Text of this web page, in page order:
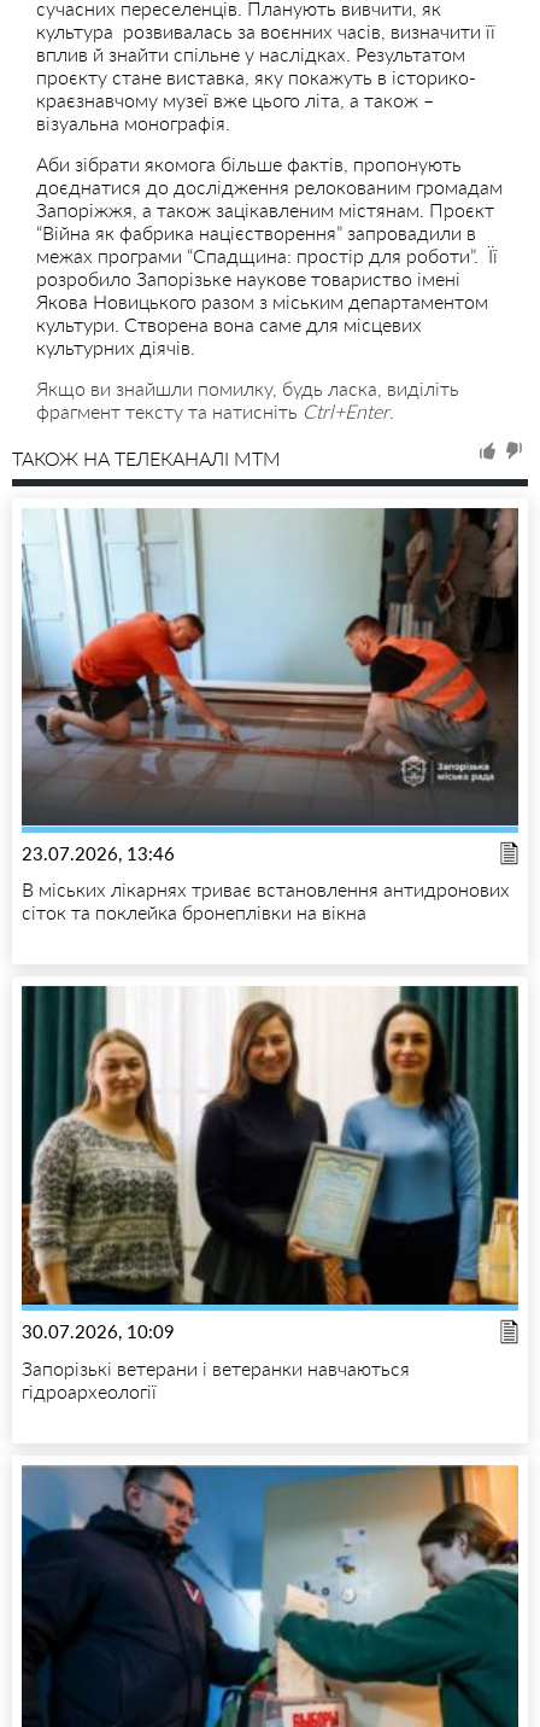
сучасних переселенців. Планують вивчити, як
культура розвивалась за воєнних часів, визначити її
вплив й знайти спільне у наслідках. Результатом
проєкту стане виставка, яку покажуть в історико-
краєзнавчому музеї вже цього літа, а також –
візуальна монографія.
Аби зібрати якомога більше фактів, пропонують
доєднатися до дослідження релокованим громадам
Запоріжжя, а також зацікавленим містянам. Проєкт
“Війна як фабрика націєстворення” запровадили в
межах програми “Спадщина: простір для роботи”. Її
розробило Запорізьке наукове товариство імені
Якова Новицького разом з міським департаментом
культури. Створена вона саме для місцевих
культурних діячів.
Якщо ви знайшли помилку, будь ласка, виділіть
фрагмент тексту та натисніть Ctrl+Enter.
ТАКОЖ НА ТЕЛЕКАНАЛІ MTM
23.07.2026, 13:46
В міських лікарнях триває встановлення антидронових
сіток та поклейка бронеплівки на вікна
30.07.2026, 10:09
Запорізькі ветерани і ветеранки навчаються
гідроархеології